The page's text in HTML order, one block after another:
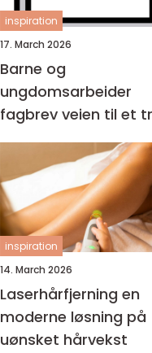
inspiration
17. March 2026
Barne og
ungdomsarbeider
fagbrev veien til et trygt
og viktig yrke
inspiration
14. March 2026
Laserhårfjerning en
moderne løsning på
uønsket hårvekst